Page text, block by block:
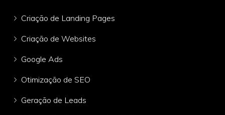
Criação de Landing Pages
Criação de Websites
Google Ads
Otimização de SEO
Geração de Leads